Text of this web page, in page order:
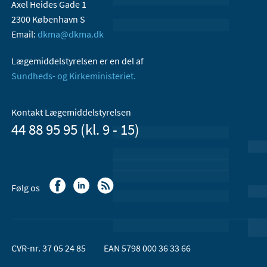
Axel Heides Gade 1
2300 København S
Email: dkma@dkma.dk
Lægemiddelstyrelsen er en del af
Sundheds- og Kirkeministeriet.
Kontakt Lægemiddelstyrelsen
44 88 95 95 (kl. 9 - 15)
Følg os
CVR-nr. 37 05 24 85 EAN 5798 000 36 33 66